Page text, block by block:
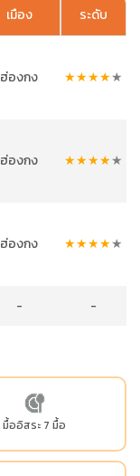
เมือง ระดับ
ฮ่องกง ★★★★★
ฮ่องกง ★★★★★
ฮ่องกง ★★★★★
- -
มื้ออิสระ 7 มื้อ